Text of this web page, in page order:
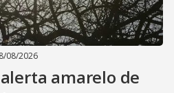
08/2026
amarelo de